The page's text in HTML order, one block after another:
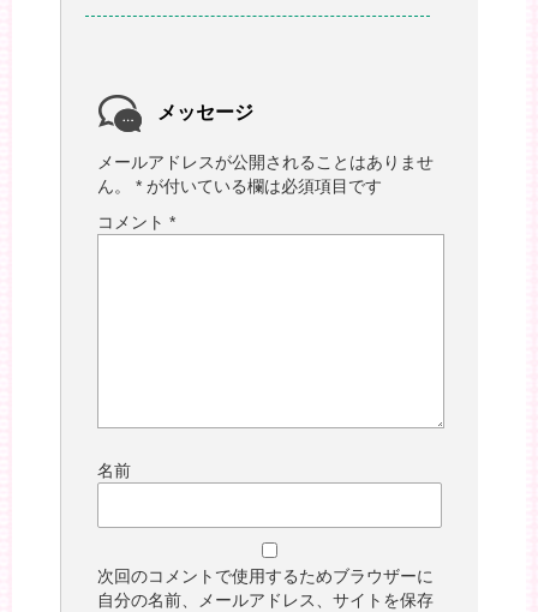
メッセージ
メールアドレスが公開されることはありませ
ん。
* が付いている欄は必須項目です
コメント *
名前
次回のコメントで使用するためブラウザーに
自分の名前、メールアドレス、サイトを保存